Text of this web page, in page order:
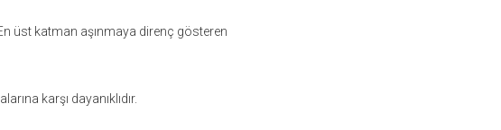
üst katman aşınmaya direnç gösteren
karşı dayanıklıdır.